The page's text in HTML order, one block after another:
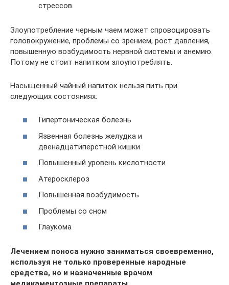
стрессов.
Злоупотребление черным чаем может спровоцировать
головокружение, проблемы со зрением, рост давления,
повышенную возбудимость нервной системы и анемию.
Потому не стоит напитком злоупотреблять.
Насыщенный чайный напиток нельзя пить при
следующих состояниях:
Гипертоническая болезнь
Язвенная болезнь желудка и
двенадцатиперстной кишки
Повышенный уровень кислотности
Атеросклероз
Повышенная возбудимость
Проблемы со сном
Глаукома
Лечением поноса нужно заниматься своевременно,
используя не только проверенные народные
средства, но и назначенные врачом